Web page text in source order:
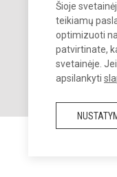
Šioje
teikiamų
optimizuoti
patvirtinate,
svetainėje.
apsilankyti
© 2022.
saugomos.